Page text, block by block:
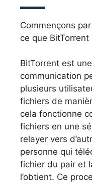
Commençons
ce que BitTorrent
BitTorrent est
communication
plusieurs
fichiers de
cela fonctionne
fichiers en une
relayer vers
personne qui
fichier du pair et
l’obtient. Ce